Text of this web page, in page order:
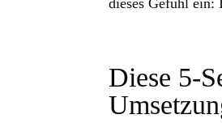
dieses Gefühl
Diese 5-